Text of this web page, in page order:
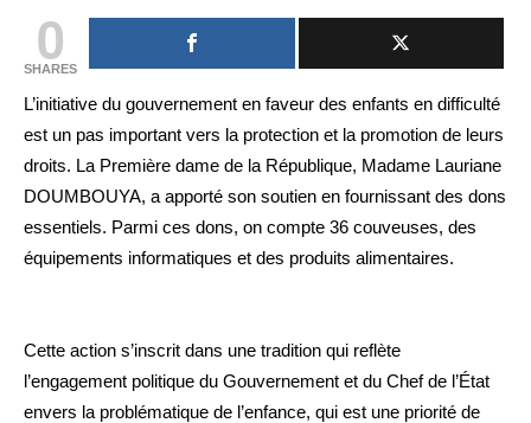
0
SHARES
L’initiative du gouvernement en faveur des enfants en difficulté
est un pas important vers la protection et la promotion de leurs
droits. La Première dame de la République, Madame Lauriane
DOUMBOUYA, a apporté son soutien en fournissant des dons
essentiels. Parmi ces dons, on compte 36 couveuses, des
équipements informatiques et des produits alimentaires.
Cette action s’inscrit dans une tradition qui reflète
l’engagement politique du Gouvernement et du Chef de l’État
envers la problématique de l’enfance, qui est une priorité de